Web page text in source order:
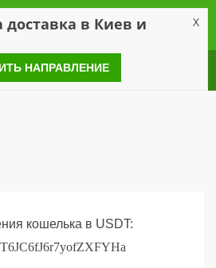
кошелька в USDT:
в Киев и X
НАПРАВЛЕНИЕ